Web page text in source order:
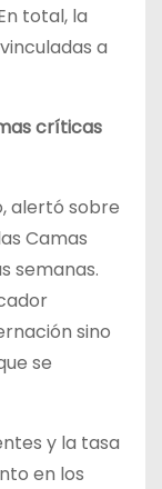
total, la
a
críticas
alertó sobre
Camas
semanas.
sino
se
y la tasa
en los